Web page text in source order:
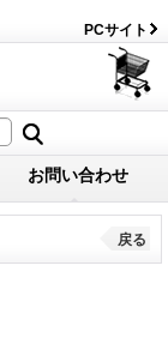
PCサイト
お問い合わせ
戻る